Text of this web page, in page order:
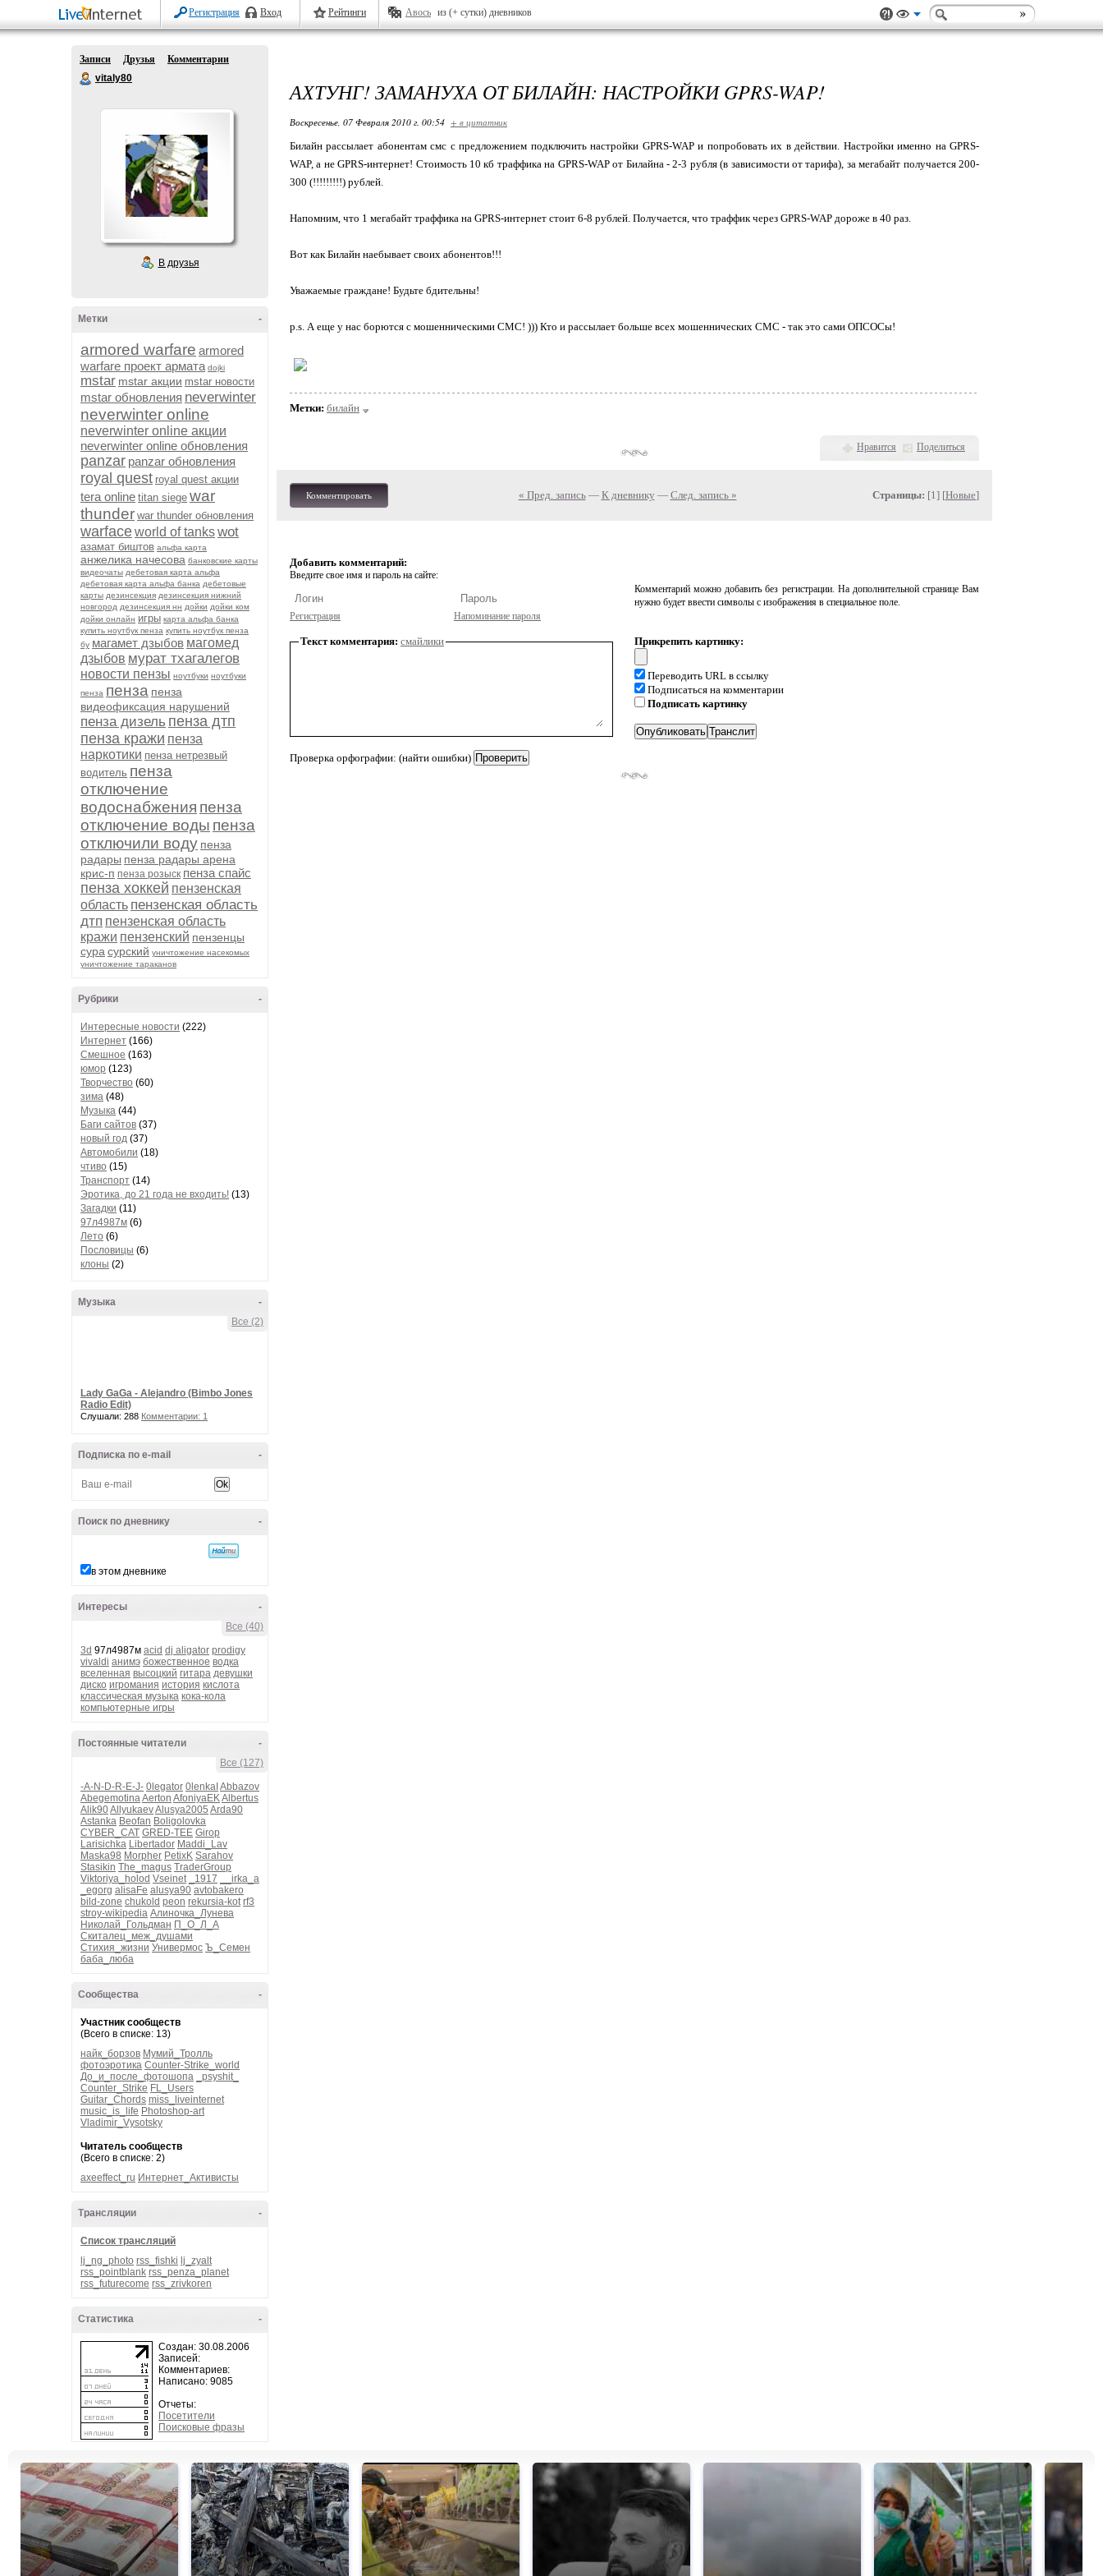
Регистрация Вход Рейтинги Авось из (+ сутки) дневников
Записи Друзья
Комментарии
vitaly80
В друзья
-
Метки
armored warfare armored
warfare проект армата dojki
mstar mstar акции mstar новости
mstar обновления neverwinter
neverwinter online
neverwinter online акции
neverwinter online обновления
panzar panzar обновления
royal quest royal quest акции
tera online titan siege war
thunder war thunder обновления
warfaceworld of tankswot
азамат биштов альфа карта
анжелика начесова банковские карты
видеочаты дебетовая карта альфа
дебетовая карта альфа банка дебетовые
карты дезинсекция дезинсекция нижний
новгород дезинсекция нн дойки дойки ком
дойки онлайн игры карта альфа банка
купить ноутбук пенза купить ноутбук пенза
бу магамет дзыбов магомед
дзыбов мурат тхагалегов
новости пензы ноутбуки ноутбуки
пенза пенза пенза
видеофиксация нарушений
пенза дизель пенза дтп
пенза кражи пенза
наркотики пенза нетрезвый
водитель пенза
отключение
водоснабжения пенза
отключение воды пенза
отключили воду пенза
радары пенза радары арена
крис-п пенза розыск пенза спайс
пенза хоккей пензенская
область пензенская область
дтп пензенская область
кражи пензенский пензенцы
сура сурский уничтожение насекомых
уничтожение тараканов
-
Рубрики
Интересные новости (222)
Интернет (166)
Смешное (163)
юмор (123)
Творчество (60)
зима (48)
Музыка (44)
Баги сайтов (37)
новый год (37)
Автомобили (18)
чтиво (15)
Транспорт (14)
Эротика, до 21 года не входить! (13)
Загадки (11)
97л4987м (6)
Лето (6)
Пословицы (6)
клоны (2)
-
Музыка
Все (2)
Lady GaGa - Alejandro (Bimbo Jones
Radio Edit)
Слушали: 288 Комментарии: 1
-
Подписка по e-mail
-
Поиск по дневнику
в этом дневнике
-
Интересы
Все (40)
3d 97л4987м acid dj aligator prodigy
vivaldi анимэ божественное водка
вселенная высоцкий гитара девушки
диско игромания история кислота
классическая музыка кока-кола
компьютерные игры
-
Постоянные читатели
Все (127)
-A-N-D-R-E-J- 0legator 0lenkaI Abbazov
AbegemotinaAerton AfoniyaEKAlbertus
Alik90AllyukaevAlusya2005 Arda90
Astanka Beofan Boligolovka
CYBER_CAT GRED-TEE Girop
Larisichka Libertador Maddi_Lav
Maska98 Morpher PetixK Sarahov
Stasikin The_magus TraderGroup
Viktoriya_holod Vseinet _1917
__irka_a
_egorg alisaFe alusya90 avtobakero
bild-zone chukold peon rekursia-kot rf3
stroy-wikipedia Алиночка_Лунева
Николай_Гольдман П_О_Л_А
Скиталец_меж_душами
Стихия_жизни Универмос Ъ_Семен
баба_люба
-
Сообщества
Участник сообществ
(Всего в списке: 13)
найк_борзов Мумий_Тролль
фотоэротика Counter-Strike_world
До_и_после_фотошопа
_psyshit_
Counter_Strike FL_Users
Guitar_Chords miss_liveinternet
music_is_life Photoshop-art
Vladimir_Vysotsky
Читатель сообществ
(Всего в списке: 2)
axeeffect_ru Интернет_Активисты
-
Трансляции
Список трансляций
lj_ng_photo rss_fishki lj_zyalt
rss_pointblank rss_penza_planet
rss_futurecome rss_zrivkoren
-
Статистика
Создан: 30.08.2006
Записей:
Комментариев:
Написано: 9085
Отчеты:
Посетители
Поисковые фразы
АХТУНГ! ЗАМАНУХА ОТ БИЛАЙН: НАСТРОЙКИ GPRS-WAP!
Воскресенье, 07 Февраля 2010 г. 00:54 + в цитатник
Билайн рассылает абонентам смс с предложением подключить настройки GPRS-WAP и попробовать их в действии. Настройки именно на GPRS-
WAP, а не GPRS-интернет! Стоимость 10 кб траффика на GPRS-WAP от Билайна - 2-3 рубля (в зависимости от тарифа), за мегабайт получается 200-
300 (!!!!!!!!!) рублей.
Напомним, что 1 мегабайт траффика на GPRS-интернет стоит 6-8 рублей. Получается, что траффик через GPRS-WAP дороже в 40 раз.
Вот как Билайн наебывает своих абонентов!!!
Уважаемые граждане! Будьте бдительны!
p.s. А еще у нас борются с мошенническими СМС! ))) Кто и рассылает больше всех мошеннических СМС - так это сами ОПСОСы!
Метки: билайн
Нравится Поделиться
Комментировать « Пред. запись— К дневнику — След. запись » Страницы: [1] [Новые]
Добавить комментарий:
Введите свое имя и пароль на сайте:
Регистрация Напоминание пароля
Комментарий можно добавить без регистрации. На дополнительной странице Вам
нужно будет ввести символы с изображения в специальное поле.
Текст комментария: смайлики
Проверка орфографии: (найти ошибки)
Прикрепить картинку:
Переводить URL в ссылку
Подписаться на комментарии
Подписать картинку